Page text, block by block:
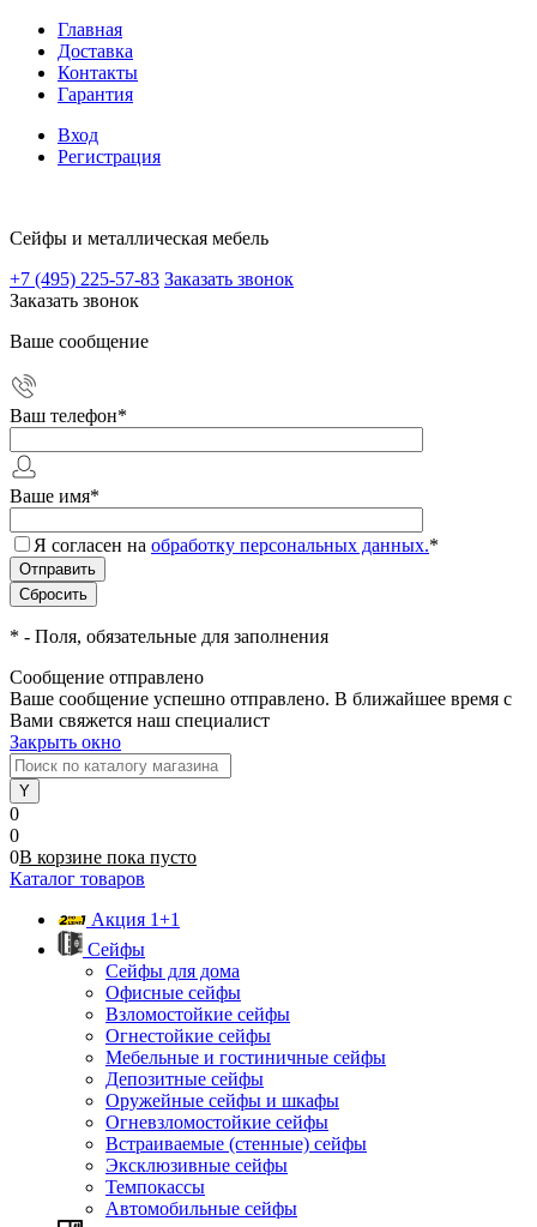
Главная
Доставка
Контакты
Гарантия
Вход
Регистрация
Сейфы и металлическая мебель
+7 (495) 225-57-83 Заказать звонок
Заказать звонок
Ваше сообщение
Ваш телефон*
Ваше имя*
Я согласен на обработку персональных данных.*
* - Поля, обязательные для заполнения
Сообщение отправлено
Ваше сообщение успешно отправлено. В ближайшее время с
Вами свяжется наш специалист
Закрыть окно
0
0
0В корзине пока пусто
Каталог товаров
Акция 1+1
Сейфы
Сейфы для дома
Офисные сейфы
Взломостойкие сейфы
Огнестойкие сейфы
Мебельные и гостиничные сейфы
Депозитные сейфы
Оружейные сейфы и шкафы
Огневзломостойкие сейфы
Встраиваемые (стенные) сейфы
Эксклюзивные сейфы
Темпокассы
Автомобильные сейфы